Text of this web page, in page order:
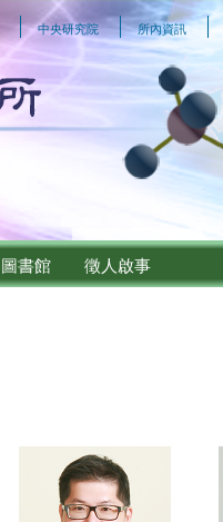
中央研究院 所內資訊
圖書館 徵人啟事